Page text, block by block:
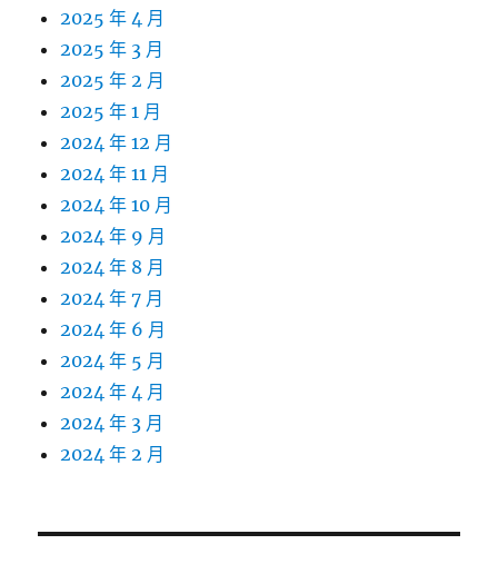
2025 年 4 月
2025 年 3 月
2025 年 2 月
2025 年 1 月
2024 年 12 月
2024 年 11 月
2024 年 10 月
2024 年 9 月
2024 年 8 月
2024 年 7 月
2024 年 6 月
2024 年 5 月
2024 年 4 月
2024 年 3 月
2024 年 2 月